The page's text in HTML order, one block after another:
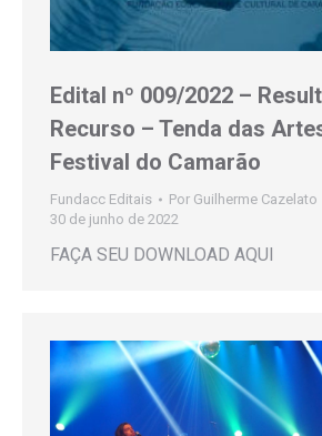
Edital nº 009/2022 –
Recurso – Tenda das
Festival do Camarão
Fundacc Editais Por Guilherme Cazelato
30 de junho de 2022
FAÇA SEU DOWNLOAD AQUI